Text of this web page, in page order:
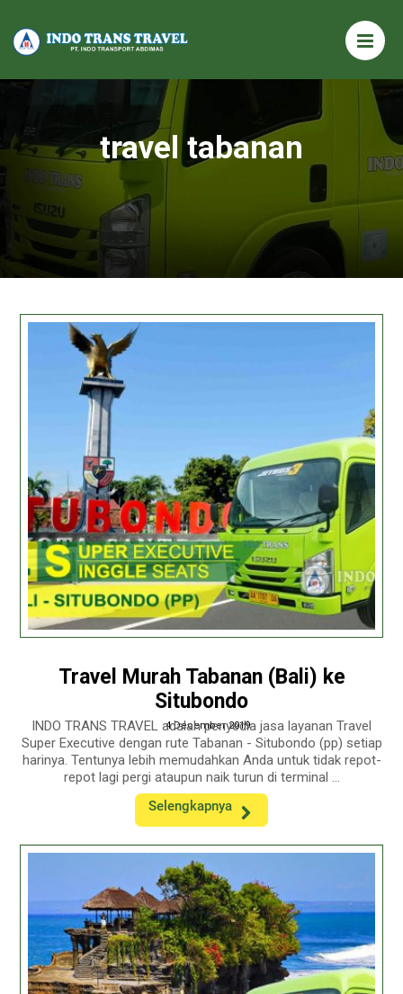
travel tabanan
Travel Murah Tabanan (Bali) ke
Situbondo
4 December 2019
INDO TRANS TRAVEL adalah penyedia jasa layanan Travel
Super Executive dengan rute Tabanan - Situbondo (pp) setiap
harinya. Tentunya lebih memudahkan Anda untuk tidak repot-
repot lagi pergi ataupun naik turun di terminal ...
Selengkapnya